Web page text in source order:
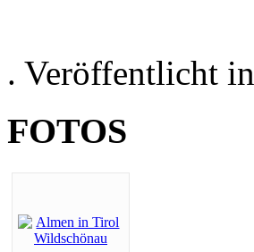
. Veröffentlicht in
FOTOS